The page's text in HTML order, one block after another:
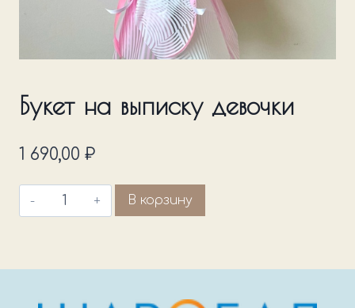
Букет на выписку девочки
1 690,00 ₽
Количество
товара
девочки
В корзину